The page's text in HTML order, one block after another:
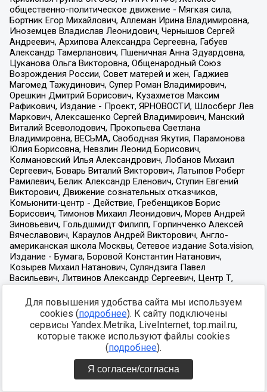
Для повышения удобства сайта мы используем
cookies (подробнее). К сайту подключены
сервисы Yandex.Metrika, LiveInternet, top.mail.ru,
которые также используют файлы cookies
(подробнее).
Я согласен/согласна